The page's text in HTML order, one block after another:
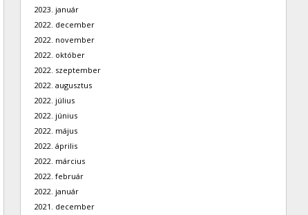
2023. január
2022. december
2022. november
2022. október
2022. szeptember
2022. augusztus
2022. július
2022. június
2022. május
2022. április
2022. március
2022. február
2022. január
2021. december